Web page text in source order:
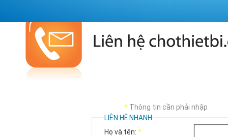
* Thông tin cần phải nhập
LIÊN HỆ NHANH
Họ và tên: *